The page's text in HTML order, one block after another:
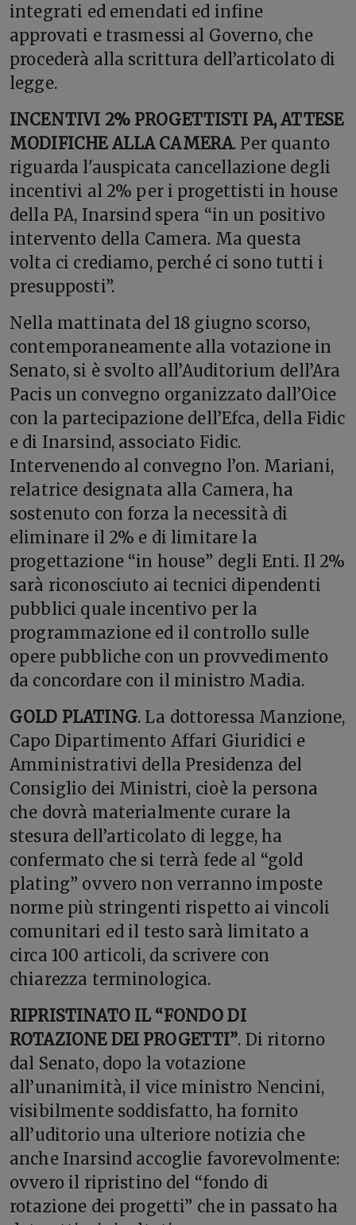
integrati ed emendati ed infine
approvati e trasmessi al Governo, che
procederà alla scrittura dell’articolato di
legge.
INCENTIVI 2% PROGETTISTI PA, ATTESE
MODIFICHE ALLA CAMERA. Per quanto
riguarda l'auspicata cancellazione degli
incentivi al 2% per i progettisti in house
della PA, Inarsind spera “in un positivo
intervento della Camera. Ma questa
volta ci crediamo, perché ci sono tutti i
presupposti”.
Nella mattinata del 18 giugno scorso,
contemporaneamente alla votazione in
Senato, si è svolto all’Auditorium dell’Ara
Pacis un convegno organizzato dall’Oice
con la partecipazione dell’Efca, della Fidic
e di Inarsind, associato Fidic.
Intervenendo al convegno l’on. Mariani,
relatrice designata alla Camera, ha
sostenuto con forza la necessità di
eliminare il 2% e di limitare la
progettazione “in house” degli Enti. Il 2%
sarà riconosciuto ai tecnici dipendenti
pubblici quale incentivo per la
programmazione ed il controllo sulle
opere pubbliche con un provvedimento
da concordare con il ministro Madia.
GOLD PLATING. La dottoressa Manzione,
Capo Dipartimento Affari Giuridici e
Amministrativi della Presidenza del
Consiglio dei Ministri, cioè la persona
che dovrà materialmente curare la
stesura dell’articolato di legge, ha
confermato che si terrà fede al “gold
plating” ovvero non verranno imposte
norme più stringenti rispetto ai vincoli
comunitari ed il testo sarà limitato a
circa 100 articoli, da scrivere con
chiarezza terminologica.
RIPRISTINATO IL “FONDO DI
ROTAZIONE DEI PROGETTI”. Di ritorno
dal Senato, dopo la votazione
all’unanimità, il vice ministro Nencini,
visibilmente soddisfatto, ha fornito
all’uditorio una ulteriore notizia che
anche Inarsind accoglie favorevolmente:
ovvero il ripristino del “fondo di
rotazione dei progetti” che in passato ha